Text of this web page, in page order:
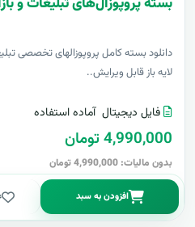
دانلود بسته کامل پروپوزالهای تخصصی
لایه باز قابل ویرایش..
فایل دیجیتال آماده استفاده
4,990,000 تومان
بدون مالیات: 4,990,000 تومان
افزودن به سبد